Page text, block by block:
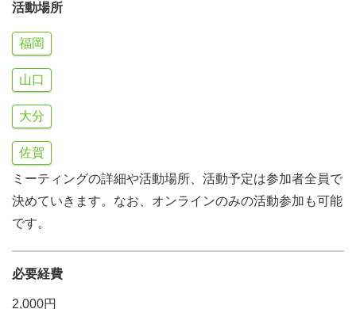
活動場所
福岡
山口
大分
佐賀
ミーティングの詳細や活動場所、活動予定は参加者全員で
決めていきます。なお、オンラインのみの活動参加も可能
です。
必要経費
2,000円